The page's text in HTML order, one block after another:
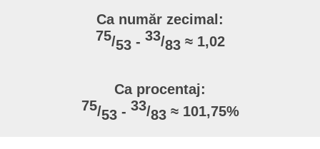
Ca număr zecimal:
75/53 - 33/83 ≈ 1,02
Ca procentaj:
75/53 - 33/83 ≈ 101,75%